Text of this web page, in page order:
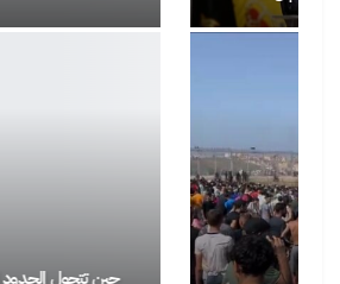
حين تتحول الحدود إلى رقعة شطرنج…